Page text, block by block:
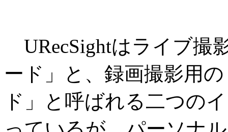
URecSightはライブ撮
ード」と、録画撮影用の
ド」と呼ばれる二つの